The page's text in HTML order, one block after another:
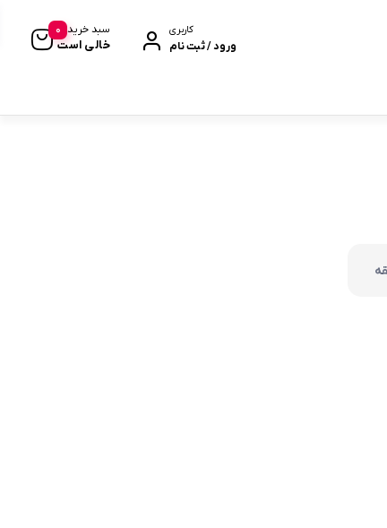
کاربری
ورود / ثبت نام
سبد خرید
خالی است
0